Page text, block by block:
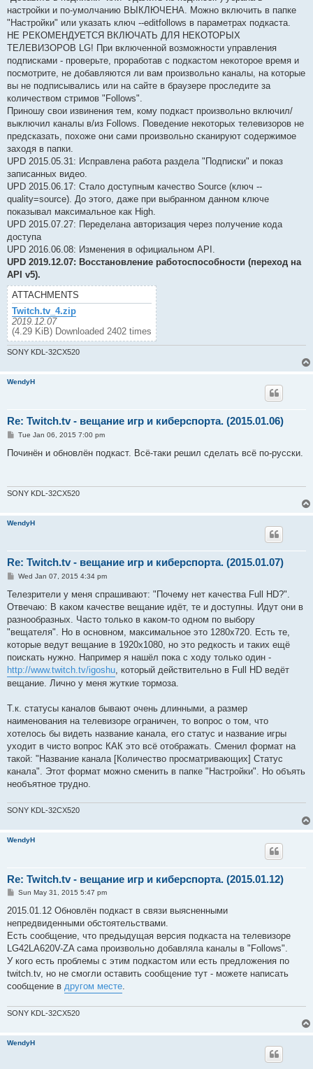
настройки и по-умолчанию ВЫКЛЮЧЕНА. Можно включить в папке
"Настройки" или указать ключ --editfollows в параметрах подкаста.
НЕ РЕКОМЕНДУЕТСЯ ВКЛЮЧАТЬ ДЛЯ НЕКОТОРЫХ
ТЕЛЕВИЗОРОВ LG! При включенной возможности управления
подписками - проверьте, проработав с подкастом некоторое время и
посмотрите, не добавляются ли вам произвольно каналы, на которые
вы не подписывались или на сайте в браузере проследите за
количеством стримов "Follows".
Приношу свои извинения тем, кому подкаст произвольно включил/
выключил каналы в/из Follows. Поведение некоторых телевизоров не
предсказать, похоже они сами произвольно сканируют содержимое
заходя в папки.
UPD 2015.05.31: Исправлена работа раздела "Подписки" и показ
записанных видео.
UPD 2015.06.17: Стало доступным качество Source (ключ --
quality=source). До этого, даже при выбранном данном ключе
показывал максимальное как High.
UPD 2015.07.27: Переделана авторизация через получение кода
доступа
UPD 2016.06.08: Изменения в официальном API.
UPD 2019.12.07: Восстановление работоспособности (переход на
API v5).
ATTACHMENTS
Twitch.tv_4.zip
2019.12.07
(4.29 KiB) Downloaded 2402 times
SONY KDL-32CX520
WendyH
Re: Twitch.tv - вещание игр и киберспорта. (2015.01.06)
P
s
Tue Jan 06, 2015 7:00 pm
Починён и обновлён подкаст. Всё-таки решил сделать всё по-русски.
SONY KDL-32CX520
WendyH
Re: Twitch.tv - вещание игр и киберспорта. (2015.01.07)
P
s
Wed Jan 07, 2015 4:34 pm
Телезрители у меня спрашивают: "Почему нет качества Full HD?".
Отвечаю: В каком качестве вещание идёт, те и доступны. Идут они в
разнообразных. Часто только в каком-то одном по выбору
"вещателя". Но в основном, максимальное это 1280х720. Есть те,
которые ведут вещание в 1920x1080, но это редкость и таких ещё
поискать нужно. Например я нашёл пока с ходу только один -
http://www.twitch.tv/igoshu , который действительно в Full HD ведёт
вещание. Лично у меня жуткие тормоза.
Т.к. статусы каналов бывают очень длинными, а размер
наименования на телевизоре ограничен, то вопрос о том, что
хотелось бы видеть название канала, его статус и название игры
уходит в чисто вопрос КАК это всё отображать. Сменил формат на
такой: "Название канала [Количество просматривающих] Статус
канала". Этот формат можно сменить в папке "Настройки". Но объять
необъятное трудно.
SONY KDL-32CX520
WendyH
Re: Twitch.tv - вещание игр и киберспорта. (2015.01.12)
P
s
Sun May 31, 2015 5:47 pm
2015.01.12 Обновлён подкаст в связи выясненными
непредвиденными обстоятельствами.
Есть сообщение, что предыдущая версия подкаста на телевизоре
LG42LA620V-ZA сама произвольно добавляла каналы в "Follows".
У кого есть проблемы с этим подкастом или есть предложения по
twitch.tv, но не смогли оставить сообщение тут - можете написать
сообщение в другом месте.
SONY KDL-32CX520
WendyH